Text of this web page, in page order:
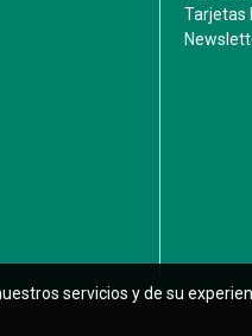
Tarjetas
servicios y de su